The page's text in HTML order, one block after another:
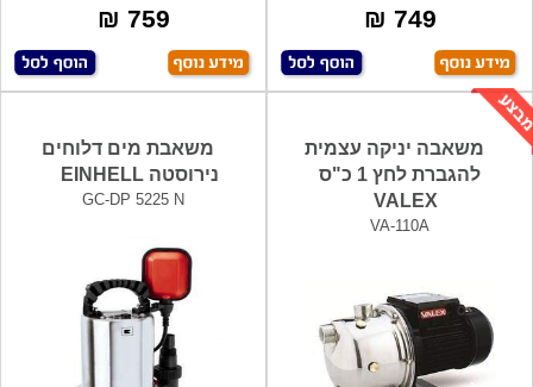
מים נקיי
749 ₪
ללא מצו
759 ₪
משאבה יניקה עצמית
להגברת לחץ 1 כ"ס
VALEX
VA-110A
משאבת מים דלוחים
נירוסטה EINHELL
GC-DP 5225 N